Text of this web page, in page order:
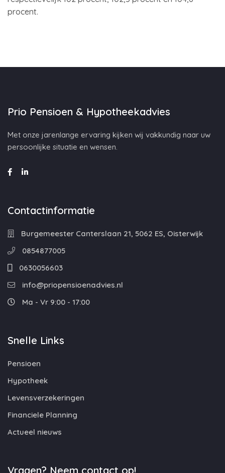
procent.
Prio Pensioen & Hypotheekadvies
Met onze jarenlange ervaring kijken wij vakkundig naar uw
persoonlijke situatie en wensen.
Contactinformatie
Burgemeester Canterslaan 21, 5062 ES, Oisterwijk
0854877005
0630056603
info@priopensioenadvies.nl
Ma - Vr 9:00 - 17:00
Snelle Links
Pensioen
Hypotheek
Levensverzekeringen
Financiele Planning
Actueel nieuws
Vragen? Neem contact op!